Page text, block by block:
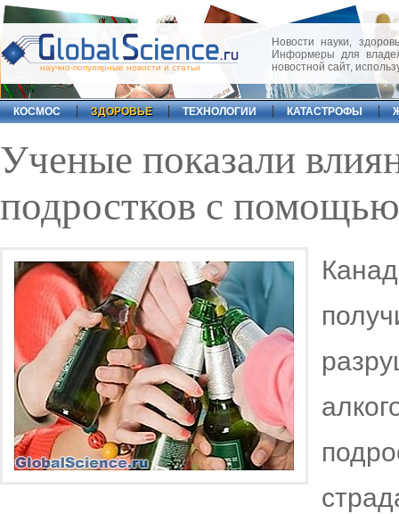
научно-популярные новости и статьи
Новости науки,
Информеры для
новостной сайт,
КОСМОС ЗДОРОВЬЕ ТЕХНОЛОГИИ КАТАСТРОФЫ
Ученые показали
подростков с